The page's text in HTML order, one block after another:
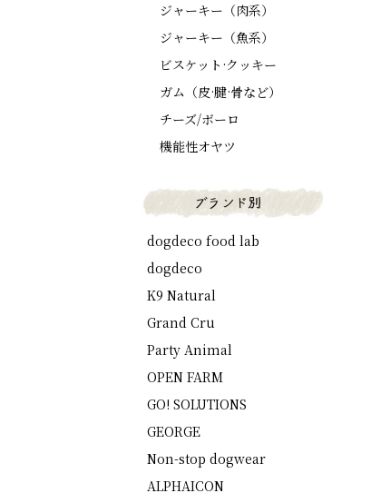
ジャーキー（肉系）
ジャーキー（魚系）
ビスケット·クッキー
ガム（皮·腱·骨など）
チーズ/ボーロ
機能性オヤツ
dogdeco food lab
dogdeco
K9 Natural
Grand Cru
Party Animal
OPEN FARM
GO! SOLUTIONS
GEORGE
Non-stop dogwear
ALPHAICON